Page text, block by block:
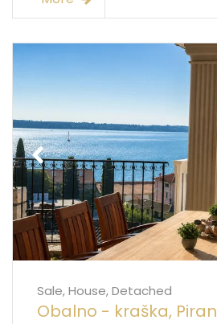
Sale, House, Detached
Obalno - kraška, Piran